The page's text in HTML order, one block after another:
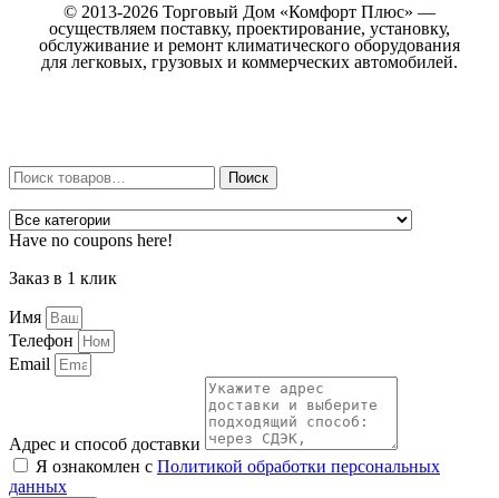
© 2013-2026 Торговый Дом «Комфорт Плюс» —
осуществляем поставку, проектирование, установку,
обслуживание и ремонт климатического оборудования
для легковых, грузовых и коммерческих автомобилей.
Искать: Поиск
Have no coupons here!
Заказ в 1 клик
Имя
Телефон
Email
Адрес и способ доставки
Я ознакомлен с Политикой обработки персональных
данных